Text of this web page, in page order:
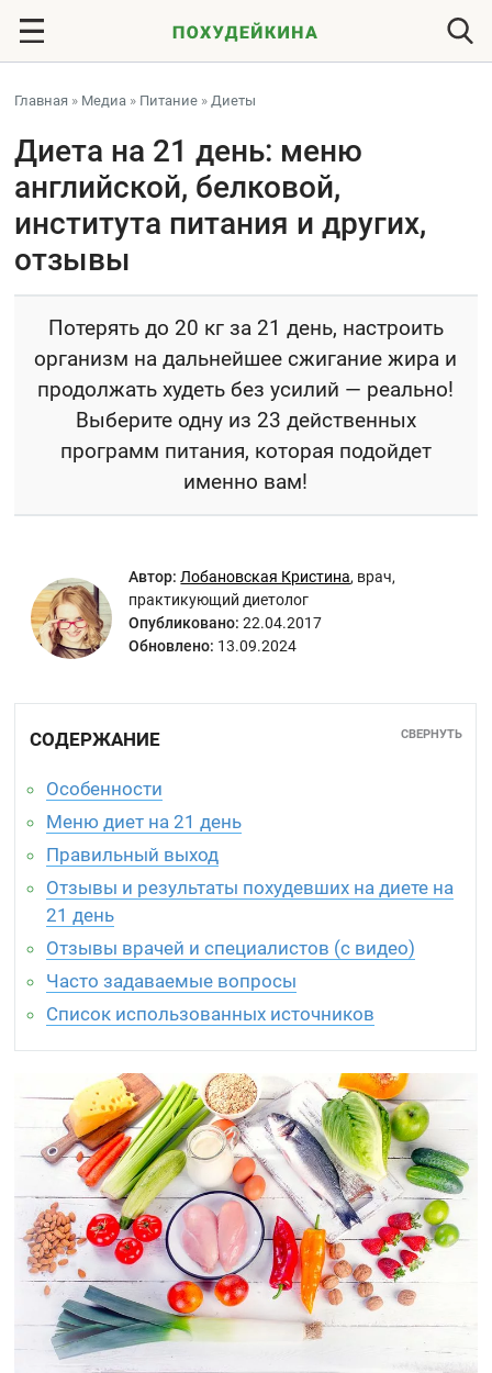
Главная » Медиа » Питание »Диеты
Диета на 21 день: меню
английской, белковой,
института питания и других,
отзывы
Потерять до 20 кг за 21 день, настроить
организм на дальнейшее сжигание жира и
продолжать худеть без усилий — реально!
Выберите одну из 23 действенных
программ питания, которая подойдет
именно вам!
Автор: Лобановская Кристина, врач,
практикующий диетолог
Опубликовано: 22.04.2017
Обновлено: 13.09.2024
СОДЕРЖАНИЕ СВЕРНУТЬ
Особенности
Меню диет на 21 день
Правильный выход
Отзывы и результаты похудевших на диете на
21 день
Отзывы врачей и специалистов (с видео)
Часто задаваемые вопросы
Список использованных источников